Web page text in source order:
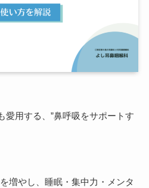
愛用する、”鼻呼吸をサポートす
増やし、睡眠・集中力・メンタ